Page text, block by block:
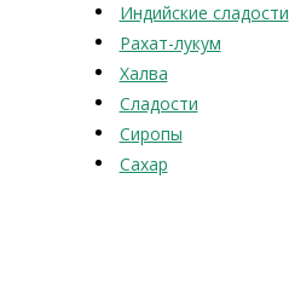
Индийские сладости
Рахат-лукум
Халва
Сладости
Сиропы
Сахар